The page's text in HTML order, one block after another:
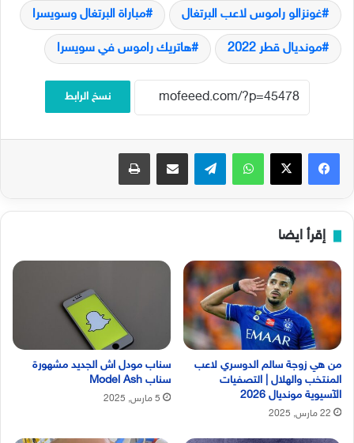
غونزالو راموس لاعب البرتغال مباراة البرتغال وسويسرا
مونديال قطر 2022 هاتريك راموس في سويسرا
نسخ الرابط
فيسبوك‫X واتساب تيلقرام مشاركة عبر البريد طباعة
إقرأ ايضا
من هي زوجة سالم الدوسري لاعب
المنتخب والهلال | التصفيات
الآسيوية مونديال 2026
22 مارس, 2025
سناب مودل اش الجديد مشهورة
سناب Model Ash
5 مارس, 2025